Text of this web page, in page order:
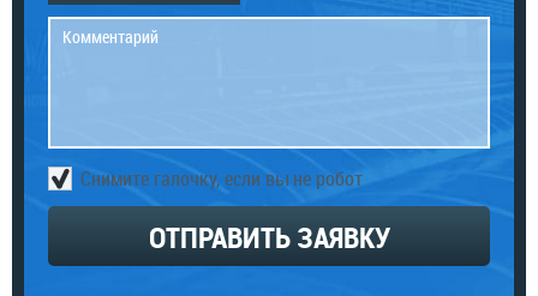
Снимите галочку, если вы не робот
ОТПРАВИТЬ ЗАЯВКУ